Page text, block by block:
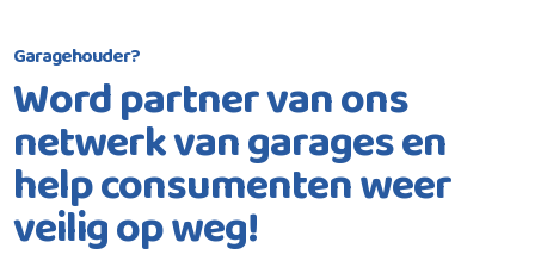
Garagehouder?
Word partner van ons
netwerk van garages en
help consumenten weer
veilig op weg!